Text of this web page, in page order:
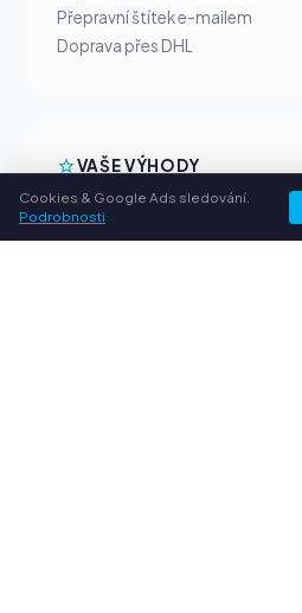
Přepravní štítek e-mailem
Doprava přes DHL
VAŠE VÝHODY
Všechny běžné značky
Férové výkupní ceny
Cookies & Google Ads sledování.
Podrobnosti